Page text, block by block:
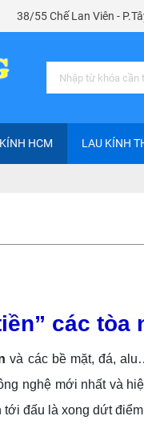
38/55 Chế Lan Viên -
HCM LAU KÍNH
các
và các bề mặt, đá,
nghệ mới nhất và
tới đấu là xong dứt